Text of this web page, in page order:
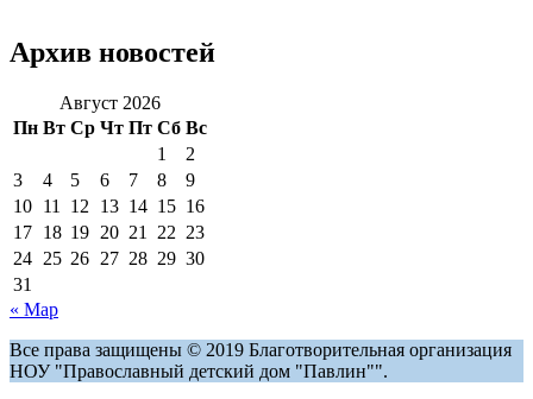
Архив новостей
Август 2026
Пн Вт Ср Чт Пт Сб Вс
1
2
3
4 5 6 7 8
9
10 11 12 13 14 15 16
17 18 19 20 21 22 23
24 25 26 27 28 29 30
31
« Мар
Все права защищены © 2019 Благотворительная организация
НОУ "Православный детский дом "Павлин"".